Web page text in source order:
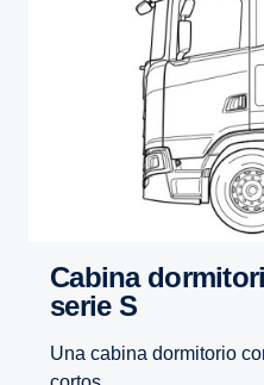
Cabina dormi­torio normal de la
serie S
Una cabina dormitorio